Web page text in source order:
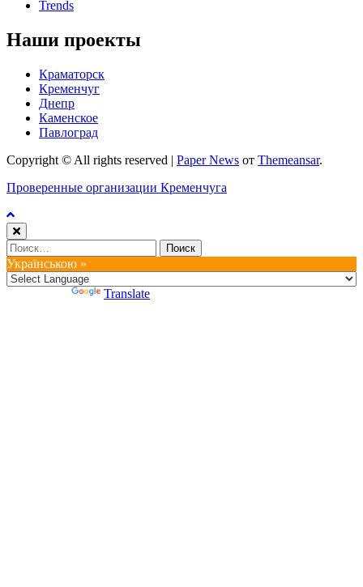
Trends
Наши проекты
Краматорск
Кременчуг
Днепр
Каменское
Павлоград
Copyright © All rights reserved | Paper News от Themeansar.
Проверенные организации Кременчуга
Найти:
Українською »
Translate